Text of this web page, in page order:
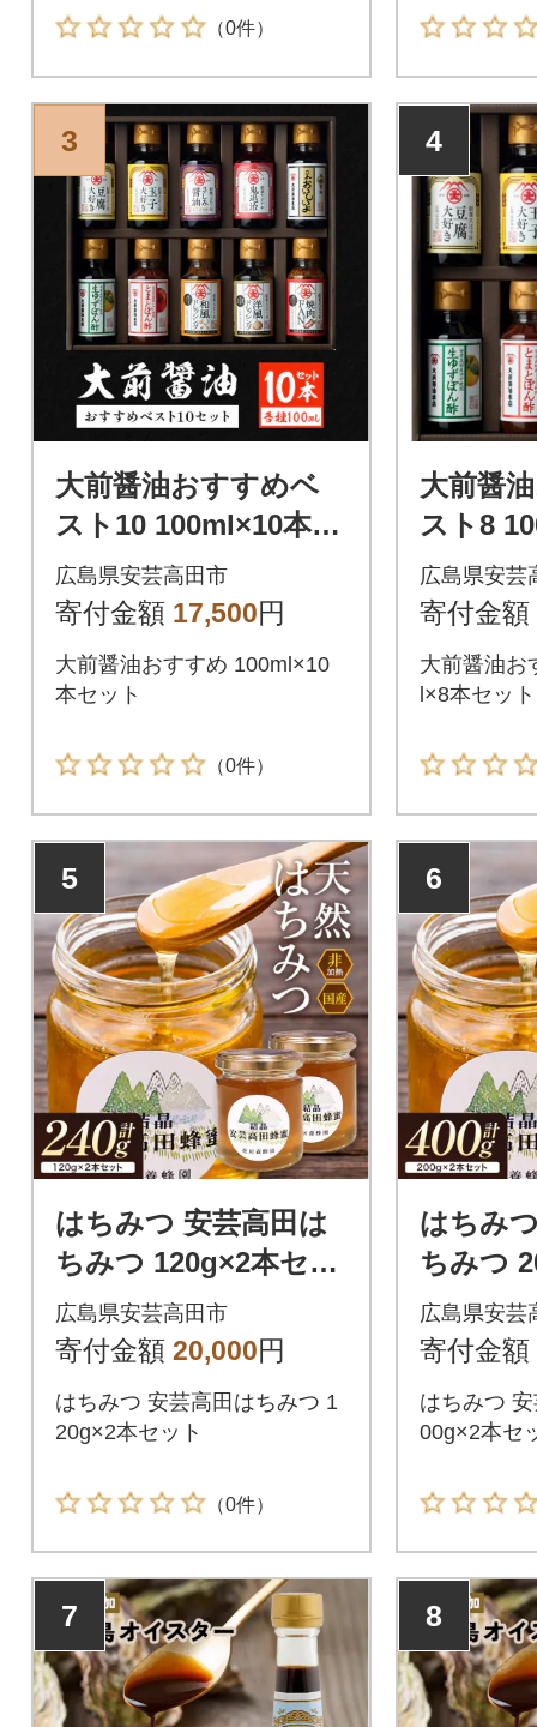
（0件）
3
大前醤油おすすめベ
スト10 100ml×10本
セット 調味料 ギフト
[No5895-0555]
広島県安芸高田市
寄付金額 17,500円
大前醤油おすすめ 100ml×10
本セット
（0件）
4
大前醤
スト8
ット 調
o5895-
広島県安芸
寄付金額
大前醤油お
l×8本セット
5
はちみつ 安芸高田は
ちみつ 120g×2本セッ
ト ハチミツ 蜂蜜[No5
895-0617]
広島県安芸高田市
寄付金額 20,000円
はちみつ 安芸高田はちみつ 1
20g×2本セット
（0件）
6
はちみ
ちみつ
ト ハチ
895-
広島県安芸
寄付金額
はちみつ
00g×2本セ
7 8